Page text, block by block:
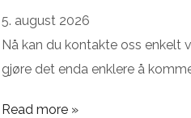
5. august 2026
Nå kan du kontakte oss enkelt
gjøre det enda enklere å
Read more »